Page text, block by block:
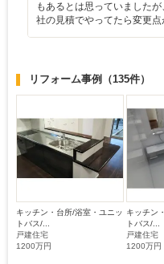
もあるとは思っていました
社の見積でやってたら変更
リフォーム事例 （135件）
キッチン・台所/浴室・ユニッ
トバス/...
戸建住宅
1200万円
キッチン
トバス/...
戸建住宅
1200万円